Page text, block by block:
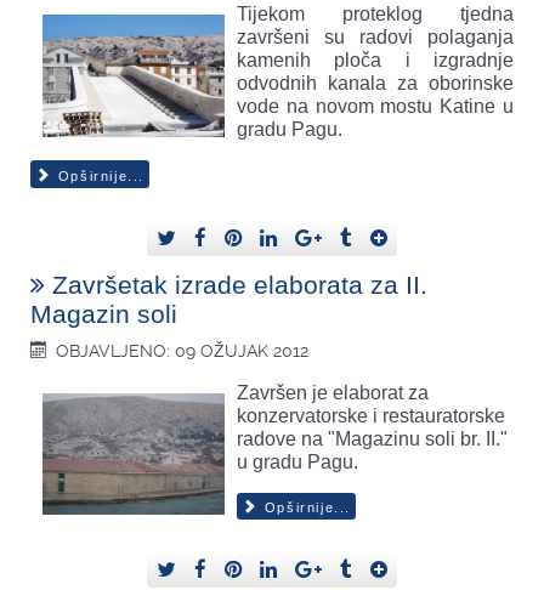
Tijekom proteklog tjedna
završeni su radovi polaganja
kamenih ploča i izgradnje
odvodnih kanala za oborinske
vode na novom mostu Katine u
gradu Pagu.
Opširnije...
Završetak izrade elaborata za II.
Magazin soli
OBJAVLJENO: 09 OŽUJAK 2012
Završen je elaborat za
konzervatorske i restauratorske
radove na "Magazinu soli br. II."
u gradu Pagu.
Opširnije...